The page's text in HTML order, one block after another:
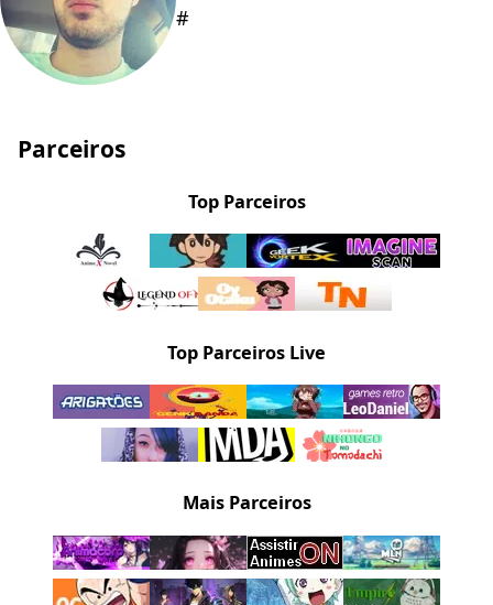
#
Parceiros
Top Parceiros
Top Parceiros Live
Mais Parceiros